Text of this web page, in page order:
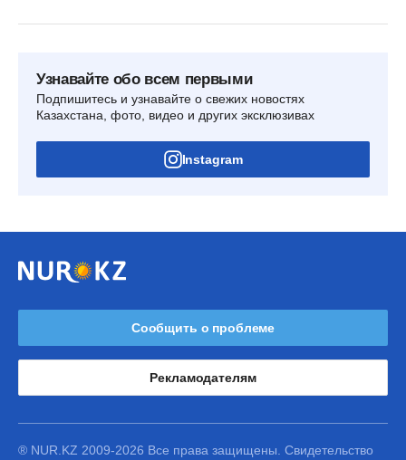
Узнавайте обо всем первыми
Подпишитесь и узнавайте о свежих новостях
Казахстана, фото, видео и других эксклюзивах
Instagram
Сообщить о проблеме
Рекламодателям
® NUR.KZ 2009-2026 Все права защищены. Свидетельство